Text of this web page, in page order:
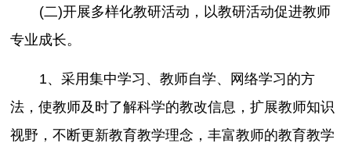
(二)开展多样化教研活动，以教研活动促进教师
专业成长。
1、采用集中学习、教师自学、网络学习的方
法，使教师及时了解科学的教改信息，扩展教师知识
视野，不断更新教育教学理念，丰富教师的教育教学